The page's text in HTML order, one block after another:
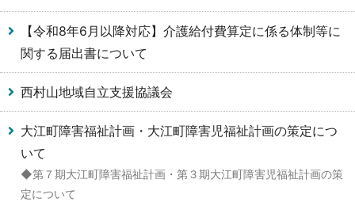
【令和8年6月以降対応】介護給付費算定に係る体制等に
関する届出書について
西村山地域自立支援協議会
大江町障害福祉計画・大江町障害児福祉計画の策定につ
いて
◆第７期大江町障害福祉計画・第３期大江町障害児福祉計画の策
定について